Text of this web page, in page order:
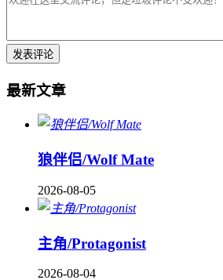
最新文章
狼伴侣/Wolf Mate
2026-08-05
主角/Protagonist
2026-08-04